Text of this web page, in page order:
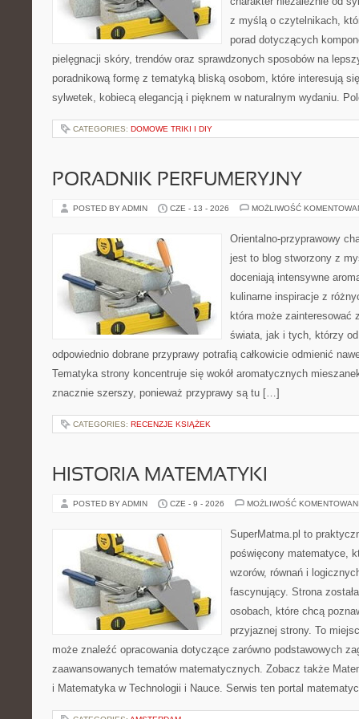
z myślą o czytelnikach,
porad dotyczących
pielęgnacji skóry, trendów oraz sprawdzonych sposobów na
poradnikową formę z tematyką bliską osobom, które interesują
sylwetek, kobiecą elegancją i pięknem w naturalnym wydaniu.
CATEGORIES: DOMOWE TRIKI I DIY
PORADNIK PERFUMERYJNY
POSTED BY ADMIN CZE - 13 - 2026 MOŻLIWOŚĆ
Orientalno-przyprawowy
jest to blog stworzony z
doceniają intensywne
kulinarne inspiracje z
która może zainteresować
świata, jak i tych, którzy
odpowiednio dobrane przyprawy potrafią całkowicie odmienić
Tematyka strony koncentruje się wokół aromatycznych
znacznie szerszy, ponieważ przyprawy są tu […]
CATEGORIES: RECENZJE KSIĄŻEK
HISTORIA MATEMATYKI
POSTED BY ADMIN CZE - 9 - 2026 MOŻLIWOŚĆ
SuperMatma.pl to
poświęcony matematyce,
wzorów, równań i
fascynujący. Strona
osobach, które chcą
przyjaznej strony. To
może znaleźć opracowania dotyczące zarówno podstawowych
zaawansowanych tematów matematycznych. Zobacz także
i Matematyka w Technologii i Nauce. Serwis ten portal